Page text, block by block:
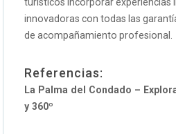
innovadoras con todas las
de acompañamiento profesional.
Referencias:
La Palma del Condado –
y 360º